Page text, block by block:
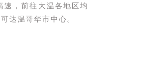
，前往大温各地区均
达温哥华市中心。